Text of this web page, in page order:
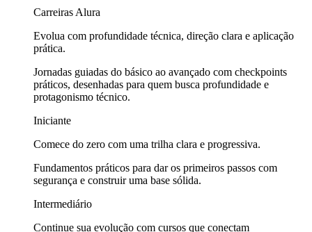
Carreiras Alura
Evolua com profundidade técnica, direção clara e aplicação
prática.
Jornadas guiadas do básico ao avançado com checkpoints
práticos, desenhadas para quem busca profundidade e
protagonismo técnico.
Iniciante
Comece do zero com uma trilha clara e progressiva.
Fundamentos práticos para dar os primeiros passos com
segurança e construir uma base sólida.
Intermediário
Continue sua evolução com cursos que conectam